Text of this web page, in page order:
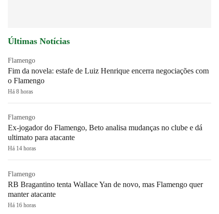
Últimas Notícias
Flamengo
Fim da novela: estafe de Luiz Henrique encerra negociações com
o Flamengo
Há 8 horas
Flamengo
Ex-jogador do Flamengo, Beto analisa mudanças no clube e dá
ultimato para atacante
Há 14 horas
Flamengo
RB Bragantino tenta Wallace Yan de novo, mas Flamengo quer
manter atacante
Há 16 horas